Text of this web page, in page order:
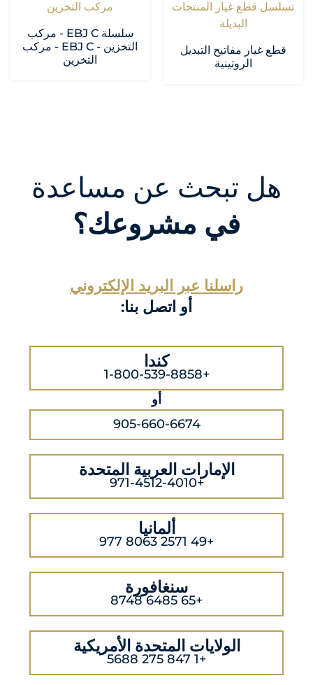
تسلسل قطع غيار المنتجات
البديلة
قطع غيار مفاتيح التبديل
الروتينية
مركب التخزين
سلسلة EBJ C - مركب
التخزين - EBJ C - مركب
التخزين
هل تبحث عن مساعدة
في مشروعك؟
راسلنا عبر البريد الإلكتروني
أو اتصل بنا:
كندا
+1-800-539-8858
أو
905-660-6674
الإمارات العربية المتحدة
+971-4512-4010
ألمانيا
+49 2571 8063 977
سنغافورة
+65 6485 8748
الولايات المتحدة الأمريكية
+1 847 275 5688